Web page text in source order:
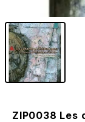
ZIP0038 Les